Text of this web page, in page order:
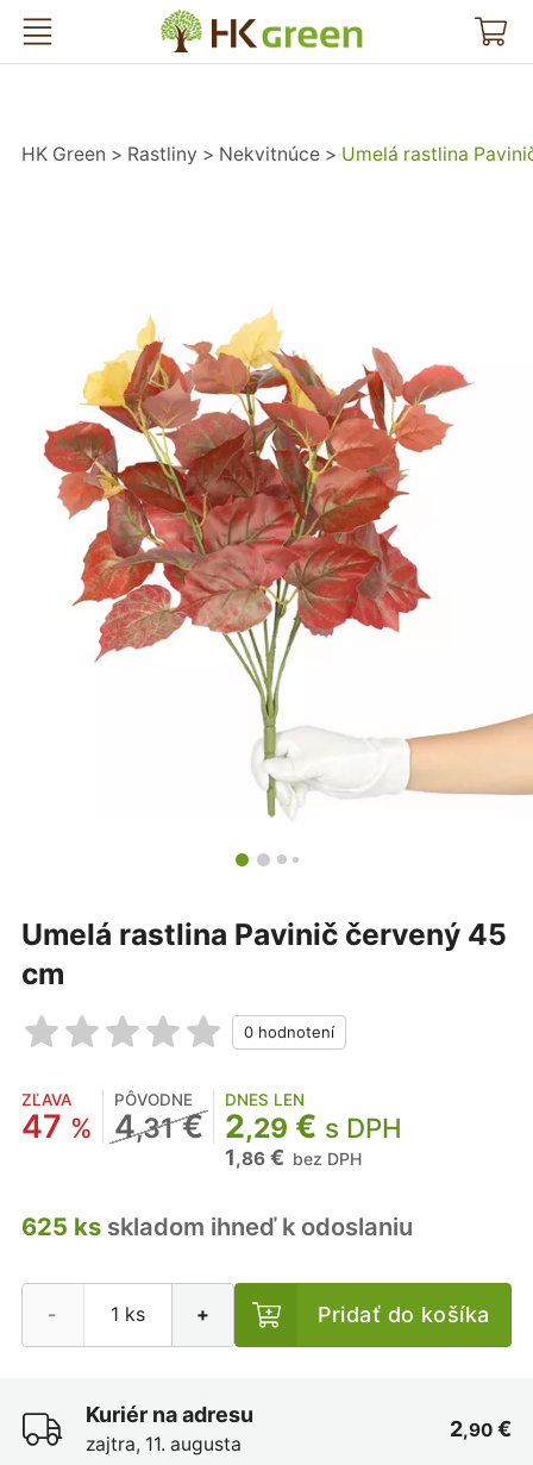
HK Green
HK Green Rastliny Nekvitnúce Umelá rastlina
Umelá rastlina Pavinič červený 45
cm
ZĽAVA
47 %
PÔVODNE
4,31€
DNES LEN
2,29 € s DPH
1,86€ bez DPH
625 ksskladom ihneď k odoslaniu
- + Pridať do košíka
Kuriér na adresu
zajtra, 11. augusta
2,90 €